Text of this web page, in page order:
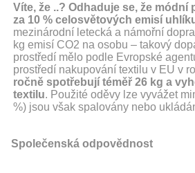
Víte, že ..? Odhaduje se, že módní
za 10 % celosvětových emisí
mezinárodní letecká a námořní
kg emisí CO2 na osobu – takový
prostředí mělo podle Evropské
prostředí nakupování textilu v EU v
ročně spotřebují téměř 26 kg a
textilu. Použité oděvy lze vyvážet
%) jsou však spalovány nebo
Společenská odpovědnost